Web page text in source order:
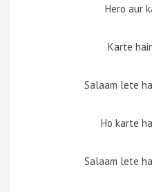
Hero aur
Karte
Salaam lete
Ho karte
Salaam lete